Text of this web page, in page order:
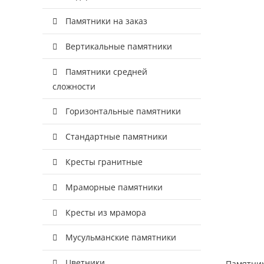
Памятники на заказ
Вертикальные памятники
Памятники средней
сложности
Горизонтальные памятники
Стандартные памятники
Кресты гранитные
Мраморные памятники
Кресты из мрамора
Мусульманские памятники